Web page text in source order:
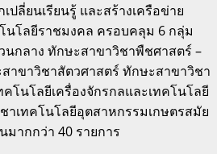
ปลี่ยนเรียนรู้ และสร้างเครือข่าย
นโลยีราชมงคล ครอบคลุม 6 กลุ่ม
กลาง ทักษะสาขาวิชาพืชศาสตร์ –
าขาวิชาสัตวศาสตร์ ทักษะสาขาวิชา
โนโลยีเครื่องจักรกลและเทคโนโลยี
าเทคโนโลยีอุตสาหกรรมเกษตรสมัย
ากกว่า 40 รายการ